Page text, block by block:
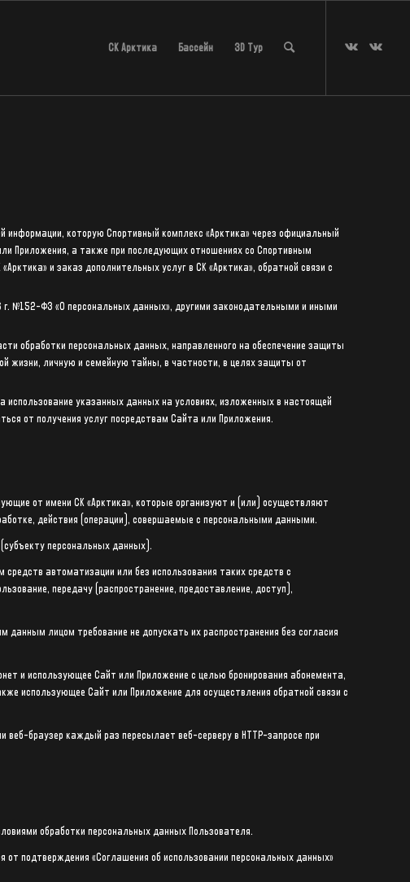
СК Арктика Бассейн 3D Тур
которую Спортивный комплекс «Арктика» через официальный
Приложения, а также при последующих отношениях со Спортивным
и заказ дополнительных услуг в СК «Арктика», обратной связи с
г. №152-ФЗ «О персональных данных», другими законодательными и иными
обработки персональных данных, направленного на обеспечение защиты
жизни, личную и семейную тайны, в частности, в целях защиты от
указанных данных на условиях, изложенных в настоящей
от получения услуг посредствам Сайта или Приложения.
от имени СК «Арктика», которые организуют и (или) осуществляют
действия (операции), совершаемые с персональными данными.
персональных данных).
автоматизации или без использования таких средств с
передачу (распространение, предоставление, доступ),
лицом требование не допускать их распространения без согласия
и использующее Сайт или Приложение с целью бронирования абонемента,
использующее Сайт или Приложение для осуществления обратной связи с
браузер каждый раз пересылает веб-серверу в HTTP-запросе при
обработки персональных данных Пользователя.
от подтверждения «Соглашения об использовании персональных данных»